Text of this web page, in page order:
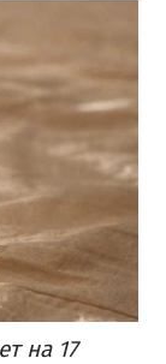
на 17